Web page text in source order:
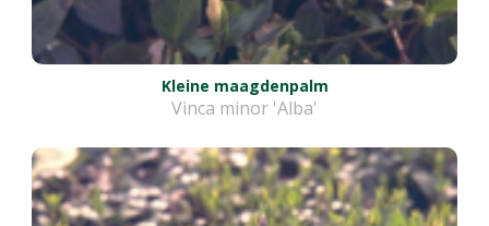
Kleine maagdenpalm
Vinca minor 'Alba'